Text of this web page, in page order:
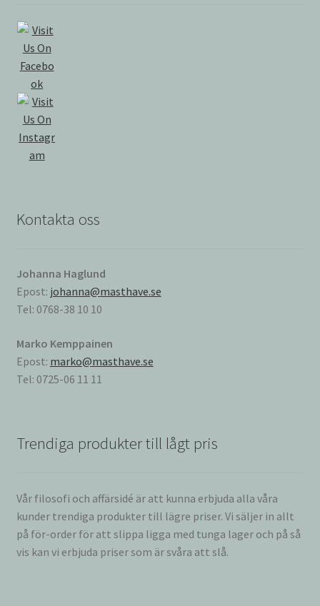
Kontakta oss
Johanna Haglund
Epost: johanna@masthave.se
Tel: 0768-38 10 10
Marko Kemppainen
Epost: marko@masthave.se
Tel: 0725-06 11 11
Trendiga produkter till lågt pris
Vår filosofi och affärsidé är att kunna erbjuda alla våra
kunder trendiga produkter till lägre priser. Vi säljer in allt
på för-order för att slippa ligga med tunga lager och på så
vis kan vi erbjuda priser som är svåra att slå.